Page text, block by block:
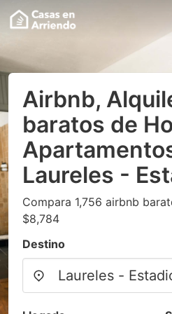
Airbnb,
baratos de
Laureles -
Compara 1,756 airbnb
$8,784
Destino